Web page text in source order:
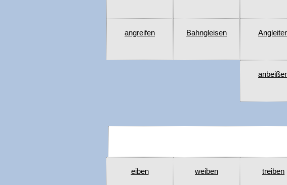
angreifen Bahngleisen
eiben weiben treiben